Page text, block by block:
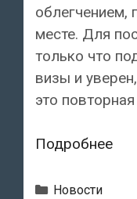
облегчением,
месте. Для
только что
визы и
это
Подробнее
Рубрики
Новости